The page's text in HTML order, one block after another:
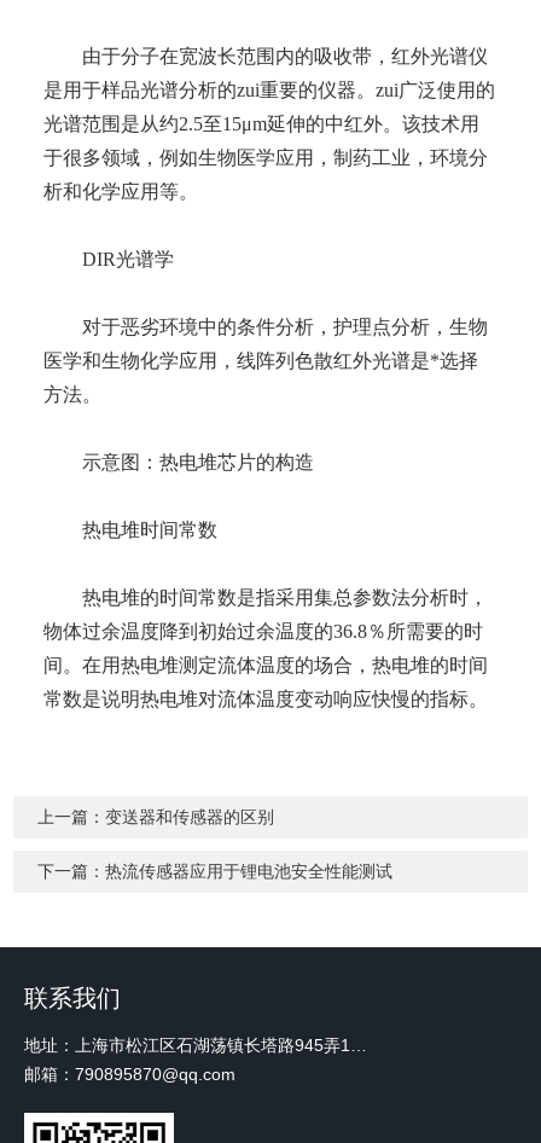
由于分子在宽波长范围内的吸收带，红外光谱仪
是用于样品光谱分析的zui重要的仪器。zui广泛使用的
光谱范围是从约2.5至15μm延伸的中红外。该技术用
于很多领域，例如生物医学应用，制药工业，环境分
析和化学应用等。
DIR光谱学
对于恶劣环境中的条件分析，护理点分析，生物
医学和生物化学应用，线阵列色散红外光谱是*选择
方法。
示意图：热电堆芯片的构造
热电堆时间常数
热电堆的时间常数是指采用集总参数法分析时，
物体过余温度降到初始过余温度的36.8％所需要的时
间。在用热电堆测定流体温度的场合，热电堆的时间
常数是说明热电堆对流体温度变动响应快慢的指标。
上一篇：变送器和传感器的区别
下一篇：热流传感器应用于锂电池安全性能测试
联系我们
邮箱：790895870@qq.com